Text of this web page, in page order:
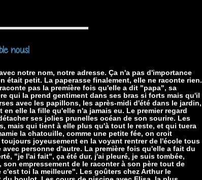
nous!
notre nom, notre adresse. Ça n'a pas d'importance
petit. La paperasse finalement, elle ne raconte rien.
pas la première fois qu'elle a dit "papa", sa
qui la prend gentiment dans ses bras si forts mais qu'il
avec les papillons, les après-midi d'été dans le jardin,
elle la fille qu'elle n'a jamais eu. Le premier regard
ses jolies prunelles océan de son sourire. Les
mais qui tient à elle plus qu'à tout le reste, et qui tuera
la chatouille, comme une petite fée, on croit
joyeusement en la voyant rentrer de l'école tous
personne d'autre. La première fois qu'elle a fait du
"je l'ai fait", ça été dur, j'ai pleuré, je suis tombée,
empressement de le raconter à son père tout de
toi la meilleure". Les goûters chez Arthur le